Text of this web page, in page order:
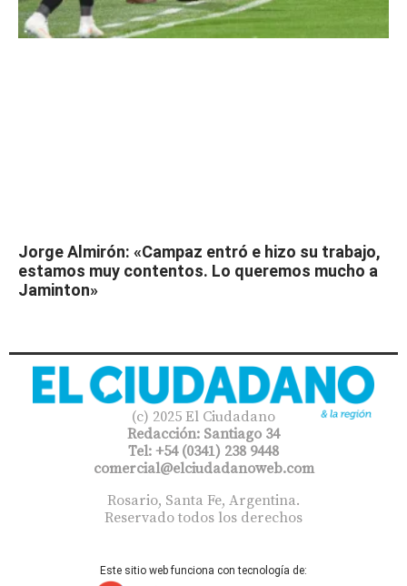
Jorge Almirón: «Campaz entró e hizo su trabajo,
estamos muy contentos. Lo queremos mucho a
Jaminton»
(c) 2025 El Ciudadano
Redacción: Santiago 34
Tel: +54 (0341) 238 9448
comercial@elciudadanoweb.com​
Rosario, Santa Fe, Argentina.
Reservado todos los derechos
Este sitio web funciona con tecnología de: